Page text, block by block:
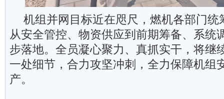
机组并网目标近在咫尺，燃机各部门统
从安全管控、物资供应到前期筹备、系统
步落地。全员凝心聚力、真抓实干，将继
一处细节，合力攻坚冲刺，全力保障机组
产。